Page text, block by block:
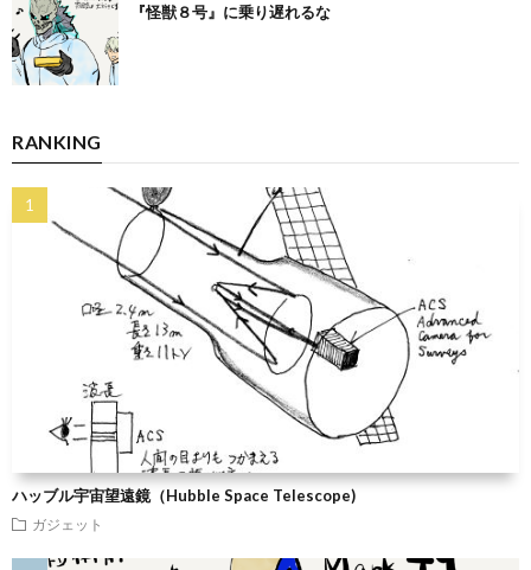
『怪獣８号』に乗り遅れるな
RANKING
ハッブル宇宙望遠鏡（Hubble Space Telescope)
ガジェット